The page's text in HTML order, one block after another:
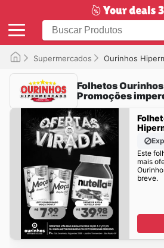
Supermercados Ourinhos
Folhetos
Promoções
Este
mais
breve.